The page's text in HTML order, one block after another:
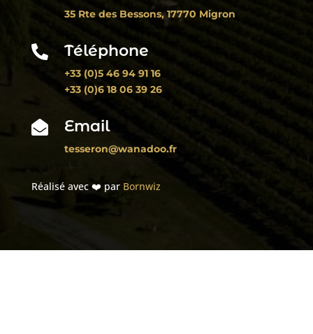
35 Rte des Bessons, 17770 Migron
 Téléphone
+33 (0)5 46 94 91 16
+33 (0)6 18 06 39 26
 Email
tesseron@wanadoo.fr
Réalisé avec ❤️ par Bornwiz